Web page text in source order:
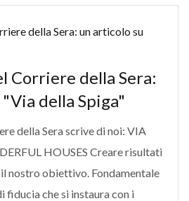
Corriere della Sera:
della Spiga"
della Sera scrive di noi: VIA
HOUSES Creare risultati
nostro obiettivo. Fondamentale
fiducia che si instaura con i